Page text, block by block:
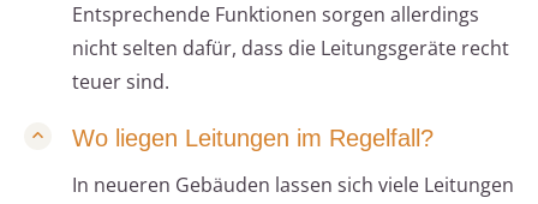
Entsprechende Funktionen sorgen allerdings
nicht selten dafür, dass die Leitungsgeräte recht
teuer sind.
Wo liegen Leitungen im Regelfall?
In neueren Gebäuden lassen sich viele Leitungen